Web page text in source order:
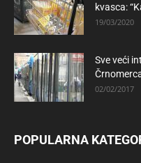
kvasca:
19/03/2020
Sve veći
02/02/2017
POPULARNA